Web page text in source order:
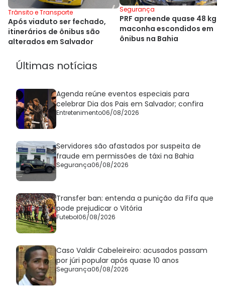
Trânsito e Transporte
Após viaduto ser fechado,
itinerários de ônibus são
alterados em Salvador
Segurança
PRF apreende quase 48 kg
maconha escondidos em
ônibus na Bahia
Últimas notícias
Agenda reúne eventos especiais para
celebrar Dia dos Pais em Salvador; confira
Entretenimento06/08/2026
Servidores são afastados por suspeita de
fraude em permissões de táxi na Bahia
Segurança06/08/2026
Transfer ban: entenda a punição da Fifa que
pode prejudicar o Vitória
Futebol06/08/2026
Caso Valdir Cabeleireiro: acusados passam
por júri popular após quase 10 anos
Segurança06/08/2026